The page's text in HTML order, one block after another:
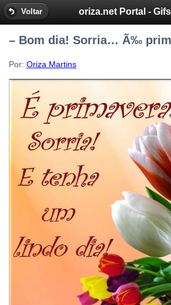
Voltar
– Bom dia! Sorria… Ã‰
Por: Oriza Martins